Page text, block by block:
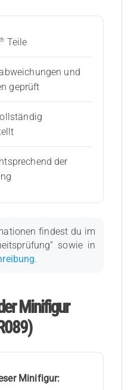
® Teile
und
geprüft
der
findest du im
sowie in
.
Minifigur
Minifigur: